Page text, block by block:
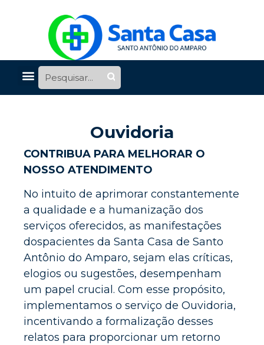
Ouvidoria
CONTRIBUA PARA MELHORAR O
NOSSO ATENDIMENTO
No intuito de aprimorar constantemente
a qualidade e a humanização dos
serviços oferecidos, as manifestações
dospacientes da Santa Casa de Santo
Antônio do Amparo, sejam elas críticas,
elogios ou sugestões, desempenham
um papel crucial. Com esse propósito,
implementamos o serviço de Ouvidoria,
incentivando a formalização desses
relatos para proporcionar um retorno